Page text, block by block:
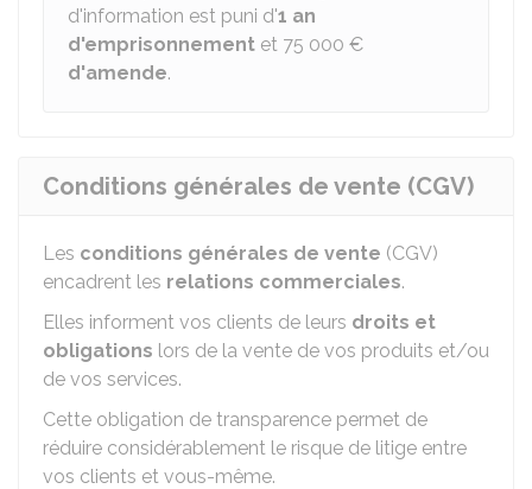
d'information est puni d'1 an
d'emprisonnement et 75 000 €
d'amende.
Conditions générales de vente (CGV)
Les conditions générales de vente (CGV)
encadrent les relations commerciales.
Elles informent vos clients de leurs droits et
obligations lors de la vente de vos produits et/ou
de vos services.
Cette obligation de transparence permet de
réduire considérablement le risque de litige entre
vos clients et vous-même.